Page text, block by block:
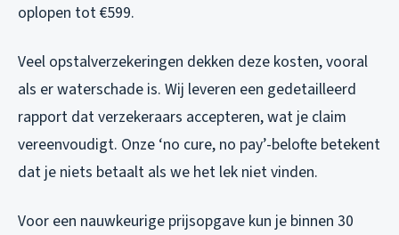
oplopen tot €599.
Veel opstalverzekeringen dekken deze kosten, vooral
als er waterschade is. Wij leveren een gedetailleerd
rapport dat verzekeraars accepteren, wat je claim
vereenvoudigt. Onze ‘no cure, no pay’-belofte betekent
dat je niets betaalt als we het lek niet vinden.
Voor een nauwkeurige prijsopgave kun je binnen 30